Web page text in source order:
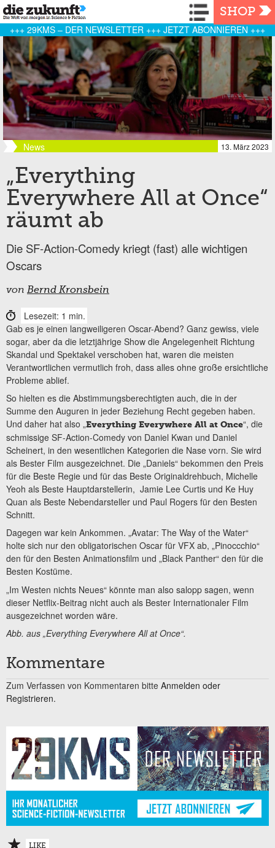
Navigation
SHOP
+++ 29KMS – DER NEWSLETTER +++ JETZT ABONNIEREN +++
News 13. März 2023
„Everything
Everywhere All at Once“
räumt ab
Die SF-Action-Comedy kriegt (fast) alle wichtigen
Oscars
von Bernd Kronsbein
Lesezeit: 1 min.
Gab es je einen langweiligeren Oscar-Abend? Ganz gewiss, viele
sogar, aber da die letztjährige Show die Angelegenheit Richtung
Skandal und Spektakel verschoben hat, waren die meisten
Verantwortlichen vermutlich froh, dass alles ohne große ersichtliche
Probleme ablief.
So hielten es die Abstimmungsberechtigten auch, die in der
Summe den Auguren in jeder Beziehung Recht gegeben haben.
Und daher hat also „Everything Everywhere All at Once“, die
schmissige SF-Action-Comedy von Daniel Kwan und Daniel
Scheinert, in den wesentlichen Kategorien die Nase vorn. Sie wird
als Bester Film ausgezeichnet. Die „Daniels“ bekommen den Preis
für die Beste Regie und für das Beste Originaldrehbuch, Michelle
Yeoh als Beste Hauptdarstellerin, Jamie Lee Curtis und Ke Huy
Quan als Beste Nebendarsteller und Paul Rogers für den Besten
Schnitt.
Dagegen war kein Ankommen. „Avatar: The Way of the Water“
holte sich nur den obligatorischen Oscar für VFX ab, „Pinoccchio“
den für den Besten Animationsfilm und „Black Panther“ den für die
Besten Kostüme.
„Im Westen nichts Neues“ könnte man also salopp sagen, wenn
dieser Netflix-Beitrag nicht auch als Bester Internationaler Film
ausgezeichnet worden wäre.
Abb. aus „Everything Everywhere All at Once“.
Kommentare
Zum Verfassen von Kommentaren bitte Anmelden oder
Registrieren.
LIKE